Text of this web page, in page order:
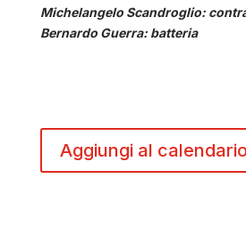
Michelangelo Scandroglio:
Bernardo Guerra: batteria
Aggiungi al